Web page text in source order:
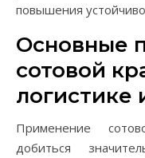
повышения
Основные
сотовой
логистике
Применение
добиться